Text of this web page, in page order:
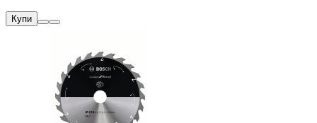
Купи